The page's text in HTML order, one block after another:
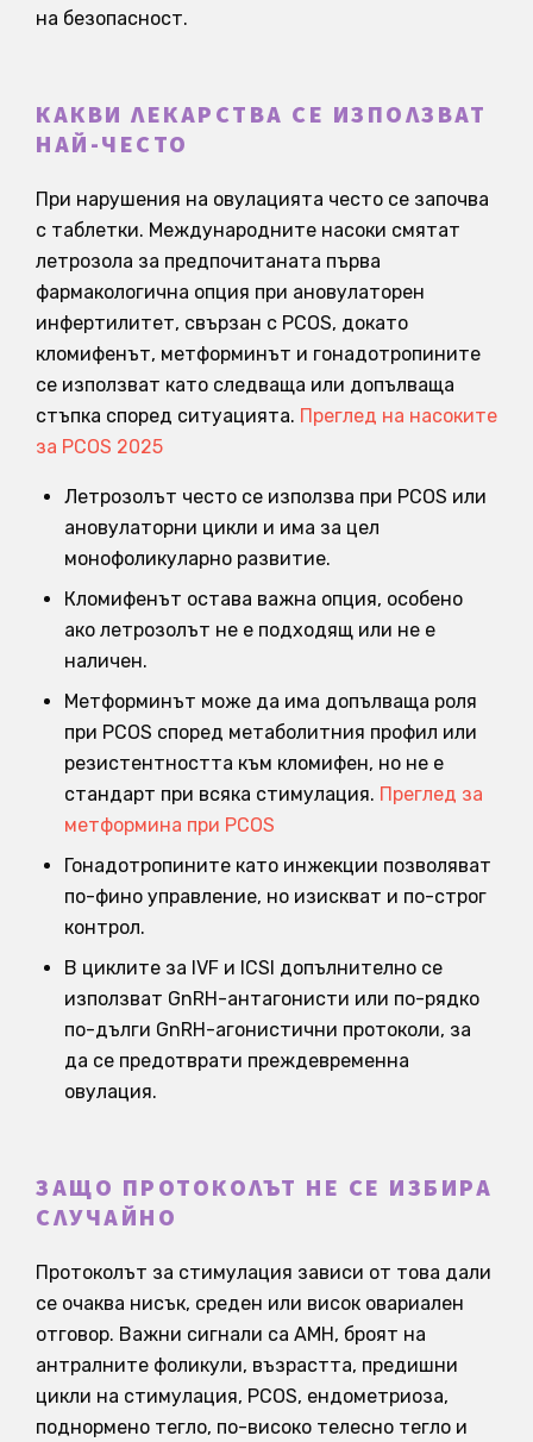
на безопасност.
КАКВИ ЛЕКАРСТВА СЕ ИЗПОЛЗВАТ
НАЙ-ЧЕСТО
При нарушения на овулацията често се започва
с таблетки. Международните насоки смятат
летрозола за предпочитаната първа
фармакологична опция при ановулаторен
инфертилитет, свързан с PCOS, докато
кломифенът, метформинът и гонадотропините
се използват като следваща или допълваща
стъпка според ситуацията. Преглед на насоките
за PCOS 2025
Летрозолът често се използва при PCOS или
ановулаторни цикли и има за цел
монофоликуларно развитие.
Кломифенът остава важна опция, особено
ако летрозолът не е подходящ или не е
наличен.
Метформинът може да има допълваща роля
при PCOS според метаболитния профил или
резистентността към кломифен, но не е
стандарт при всяка стимулация. Преглед за
метформина при PCOS
Гонадотропините като инжекции позволяват
по-фино управление, но изискват и по-строг
контрол.
В циклите за IVF и ICSI допълнително се
използват GnRH-антагонисти или по-рядко
по-дълги GnRH-агонистични протоколи, за
да се предотврати преждевременна
овулация.
ЗАЩО ПРОТОКОЛЪТ НЕ СЕ ИЗБИРА
СЛУЧАЙНО
Протоколът за стимулация зависи от това дали
се очаква нисък, среден или висок овариален
отговор. Важни сигнали са AMH, броят на
антралните фоликули, възрастта, предишни
цикли на стимулация, PCOS, ендометриоза,
поднормено тегло, по-високо телесно тегло и